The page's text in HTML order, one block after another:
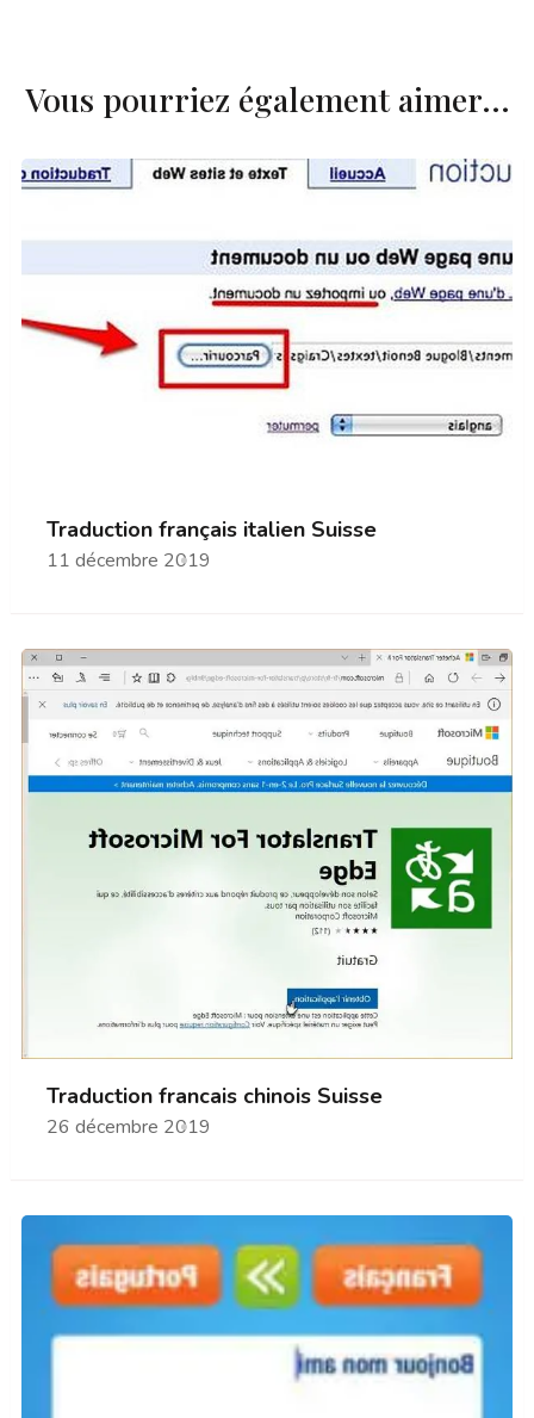
Vous pourriez également aimer...
Traduction français italien Suisse
11 décembre 2019
Traduction francais chinois Suisse
26 décembre 2019